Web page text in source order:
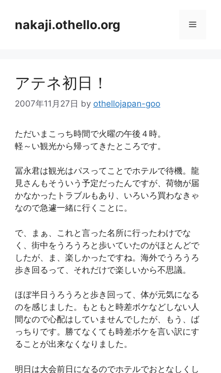
nakaji.othello.org メ
アテネ初日！
2007年11月27日 by othellojapan-goo
ただいまこっち時間で火曜の午後４時。
軽～い観光から帰ってきたところです。
冨永君は観光はパスってことでホテルで待機。龍
見さんもそういう予定だったんですが、荷物が届
かなかったトラブルもあり、いろいろ買わなきゃ
なので急遽一緒に行くことに。
で、まぁ、これと言った名所に行ったわけでな
く、街中をうろうろと歩いていたのがほとんどで
したが、ま、楽しかったですね。海外でうろうろ
歩き回るって、それだけで楽しいから不思議。
ほぼ半日うろうろと歩き回って、体が元気になる
のを感じました。もともと時差ボケなどしない人
間なので心配はしていませんでしたが、もう、ば
っちりです。勝てなくても時差ボケを言い訳にす
ることが出来なくなりました。
明日は大会前日になるのでホテルでおとなしくし